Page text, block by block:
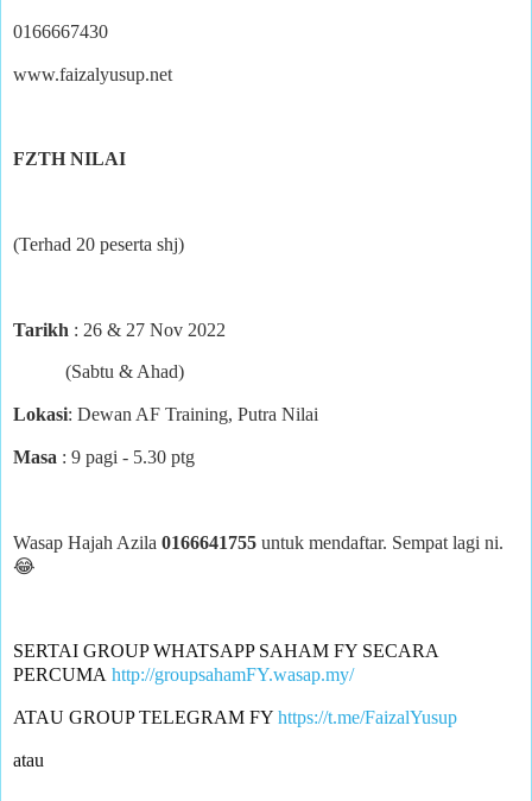
0166667430
www.faizalyusup.net
FZTH NILAI
(Terhad 20 peserta shj)
Tarikh : 26 & 27 Nov 2022
(Sabtu & Ahad)
Lokasi: Dewan AF Training, Putra Nilai
Masa : 9 pagi - 5.30 ptg
Wasap Hajah Azila 0166641755 untuk mendaftar. Sempat lagi ni.
😂
SERTAI GROUP WHATSAPP SAHAM FY SECARA
PERCUMA http://groupsahamFY.wasap.my/
ATAU GROUP TELEGRAM FY https://t.me/FaizalYusup